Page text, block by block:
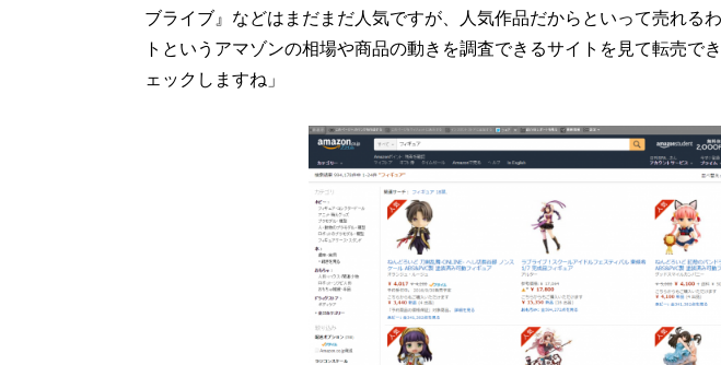
ブライブ』などはまだまだ人気ですが、人気作品だからといって売れる
トというアマゾンの相場や商品の動きを調査できるサイトを見て転売で
ェックしますね」